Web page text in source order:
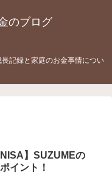
のブログ
記録と家庭のお金事情につい
NISA】SUZUMEの
イント！